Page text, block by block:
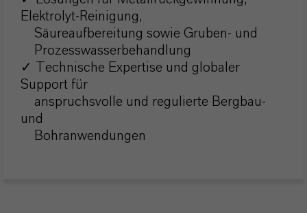
Elektrolyt-Reinigung,
Säureaufbereitung sowie Gruben- und
Prozesswasserbehandlung
✓ Technische Expertise und globaler
Support für
anspruchsvolle und regulierte Bergbau-
und
Bohranwendungen